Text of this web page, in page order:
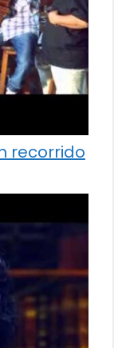
recorrido